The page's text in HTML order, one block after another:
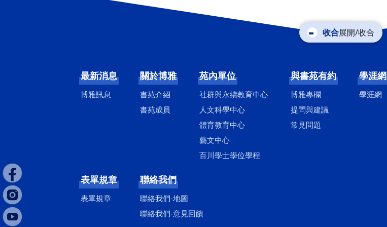
展開/收合
最新消息
博雅訊息
關於博雅
書苑介紹
書苑成員
苑內單位
社群與永續教育中心
人文科學中心
體育教育中心
藝文中心
百川學士學位學程
與書苑有約
博雅專欄
提問與建議
常見問題
學涯網
學涯網
表單規章
表單規章
聯絡我們
聯絡我們-地圖
聯絡我們-意見回饋